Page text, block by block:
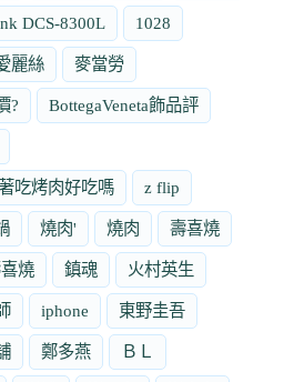
DCS-8300L 1028
麗絲 麥當勞
? BottegaVeneta飾品評
吃烤肉好吃嗎 z flip
燒肉' 燒肉 壽喜燒
燒 鎮魂 火村英生
iphone 東野圭吾
鄭多燕 ＢＬ